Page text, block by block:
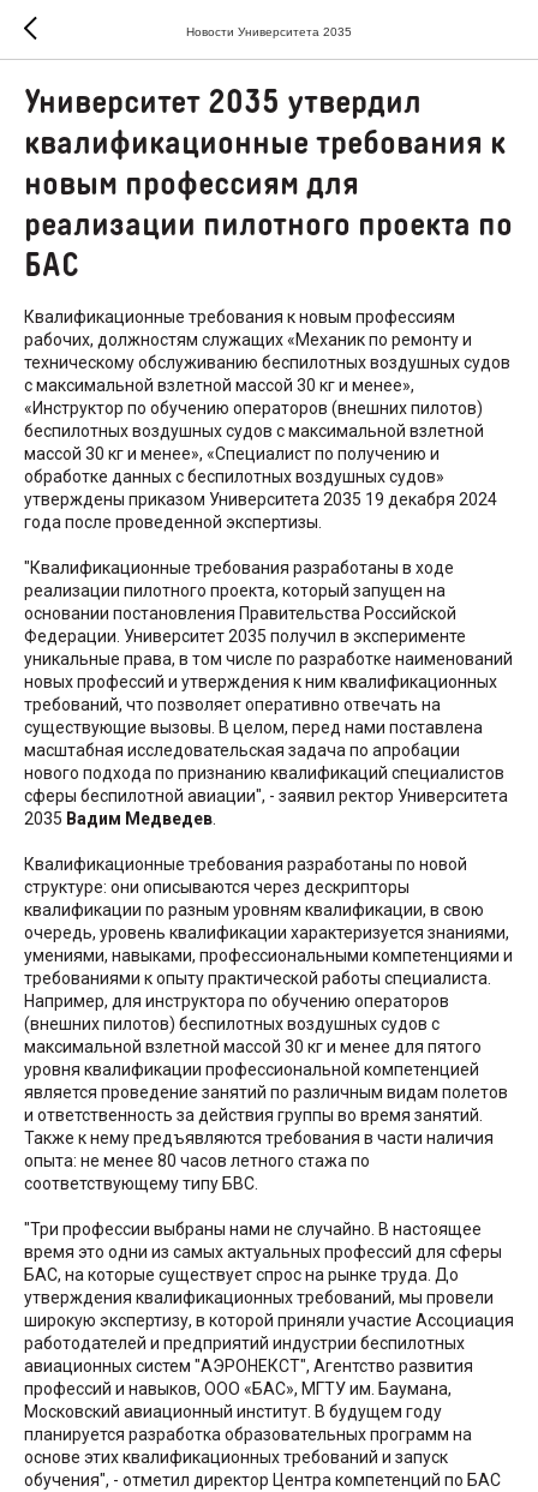
Новости Университета 2035
Университет 2035 утвердил
квалификационные требования к
новым профессиям для
реализации пилотного проекта по
БАС
Квалификационные требования к новым профессиям
рабочих, должностям служащих «Механик по ремонту и
техническому обслуживанию беспилотных воздушных судов
с максимальной взлетной массой 30 кг и менее»,
«Инструктор по обучению операторов (внешних пилотов)
беспилотных воздушных судов с максимальной взлетной
массой 30 кг и менее», «Специалист по получению и
обработке данных с беспилотных воздушных судов»
утверждены приказом Университета 2035 19 декабря 2024
года после проведенной экспертизы.
"Квалификационные требования разработаны в ходе
реализации пилотного проекта, который запущен на
основании постановления Правительства Российской
Федерации. Университет 2035 получил в эксперименте
уникальные права, в том числе по разработке наименований
новых профессий и утверждения к ним квалификационных
требований, что позволяет оперативно отвечать на
существующие вызовы. В целом, перед нами поставлена
масштабная исследовательская задача по апробации
нового подхода по признанию квалификаций специалистов
сферы беспилотной авиации", - заявил ректор Университета
2035 Вадим Медведев
Квалификационные требования разработаны по новой
структуре: они описываются через дескрипторы
квалификации по разным уровням квалификации, в свою
очередь, уровень квалификации характеризуется знаниями,
умениями, навыками, профессиональными компетенциями и
требованиями к опыту практической работы специалиста.
Например, для инструктора по обучению операторов
(внешних пилотов) беспилотных воздушных судов с
максимальной взлетной массой 30 кг и менее для пятого
уровня квалификации профессиональной компетенцией
является проведение занятий по различным видам полетов
и ответственность за действия группы во время занятий.
Также к нему предъявляются требования в части наличия
опыта: не менее 80 часов летного стажа по
соответствующему типу БВС.
"Три профессии выбраны нами не случайно. В настоящее
время это одни из самых актуальных профессий для сферы
БАС, на которые существует спрос на рынке труда. До
утверждения квалификационных требований, мы провели
широкую экспертизу, в которой приняли участие Ассоциация
работодателей и предприятий индустрии беспилотных
авиационных систем "АЭРОНЕКСТ", Агентство развития
профессий и навыков, ООО «БАС», МГТУ им. Баумана,
Московский авиационный институт. В будущем году
планируется разработка образовательных программ на
основе этих квалификационных требований и запуск
обучения", - отметил директор Центра компетенций по БАС